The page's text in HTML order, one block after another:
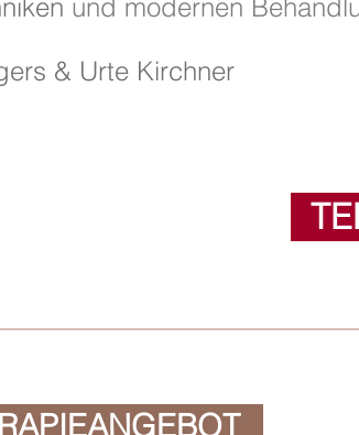
und modernen
& Urte Kirchner